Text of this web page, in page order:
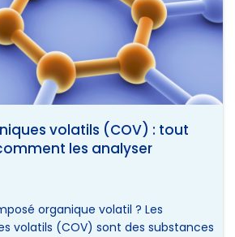
volatils (COV) : tout
les analyser
organique volatil ? Les
volatils (COV) sont des substances